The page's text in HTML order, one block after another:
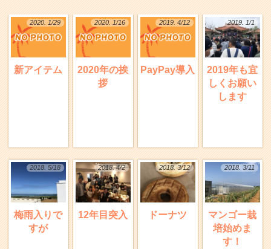
2020. 1/29
新アイテム
2020. 1/16
2020年の挨
拶
2019. 4/12
PayPay導入
2019. 1/1
2019年も宜
しくお願い
します
2018. 5/18
梅雨入りで
すが
2018. 4/2
12年目突入
2018. 3/12
ドーナツ
2018. 3/11
マンゴー栽
培始めま
す！